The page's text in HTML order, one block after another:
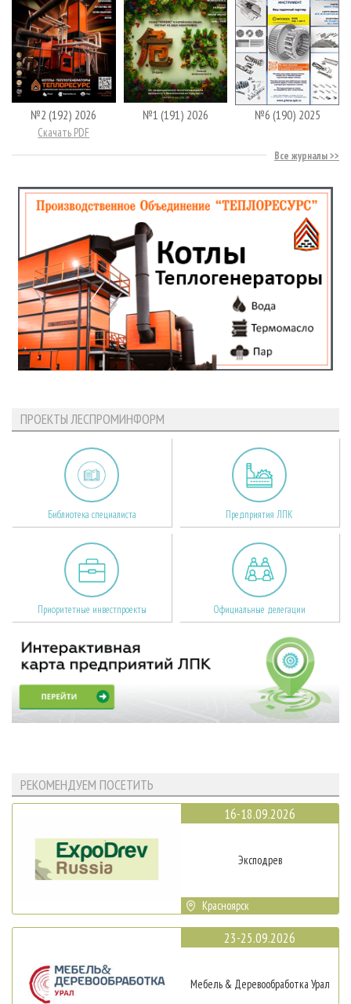
№2 (192) 2026
Скачать PDF
№1 (191) 2026 №6 (190) 2025
Все журналы
ПРОЕКТЫ ЛЕСПРОМИНФОРМ
Библиотека специалиста Предприятия ЛПК
Приоритетные инвестпроекты Официальные делегации
РЕКОМЕНДУЕМ ПОСЕТИТЬ
16-18.09.2026
Эксподрев
Красноярск
23-25.09.2026
Мебель & Деревообработка Урал